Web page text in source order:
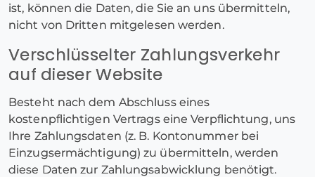
ist, können die Daten, die Sie an uns übermitteln,
nicht von Dritten mitgelesen werden.
Verschlüsselter Zahlungsverkehr
auf dieser Website
Besteht nach dem Abschluss eines
kostenpflichtigen Vertrags eine Verpflichtung, uns
Ihre Zahlungsdaten (z. B. Kontonummer bei
Einzugsermächtigung) zu übermitteln, werden
diese Daten zur Zahlungsabwicklung benötigt.